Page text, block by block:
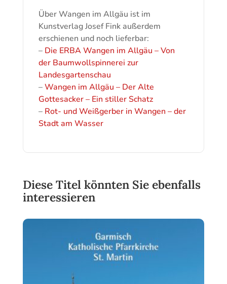
Über Wangen im Allgäu ist im
Kunstverlag Josef Fink außerdem
erschienen und noch lieferbar:
– Die ERBA Wangen im Allgäu – Von
der Baumwollspinnerei zur
Landesgartenschau
–Wangen im Allgäu – Der Alte
Gottesacker – Ein stiller Schatz
– Rot- und Weißgerber in Wangen – der
Stadt am Wasser
Diese Titel könnten Sie ebenfalls
interessieren